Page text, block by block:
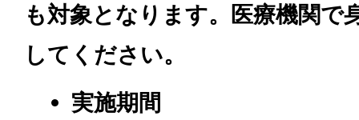
も対象となります。医療機関で
してください。
実施期間